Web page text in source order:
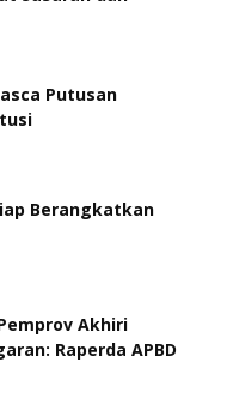
Putusan
Berangkatkan
Akhiri
Raperda APBD